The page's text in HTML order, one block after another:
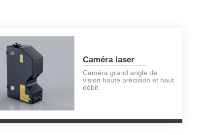
Caméra laser
Caméra grand angle de
vision haute précision et haut
débit